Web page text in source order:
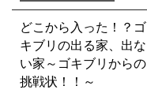
どこから入った！？ゴ
キブリの出る家、出な
い家～ゴキブリからの
挑戦状！！～